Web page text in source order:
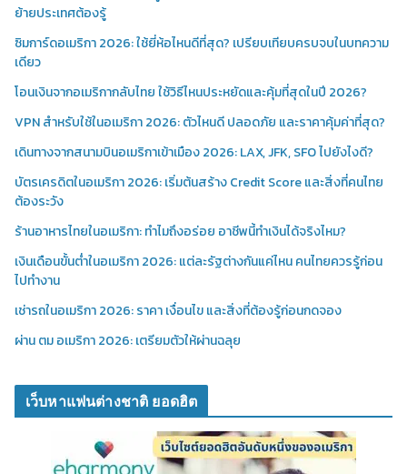
ย้ายประเทศต้องรู้
ซิมการ์ดอเมริกา 2026: ใช้ยี่ห้อไหนดีที่สุด? เปรียบเทียบครบจบในบทความ
เดียว
โอนเงินจากอเมริกากลับไทย ใช้วิธีไหนประหยัดและคุ้มที่สุดในปี 2026?
VPN สำหรับใช้ในอเมริกา 2026: ตัวไหนดี ปลอดภัย และราคาคุ้มค่าที่สุด?
เดินทางจากสนามบินอเมริกาเข้าเมือง 2026: LAX, JFK, SFO ไปยังไงดี?
บัตรเครดิตในอเมริกา 2026: เริ่มต้นสร้าง Credit Score และสิ่งที่คนไทย
ต้องระวัง
ร้านอาหารไทยในอเมริกา: ทำไมถึงอร่อย อาชีพนี้ทำเงินได้จริงไหม?
เงินเดือนขั้นต่ำในอเมริกา 2026: แต่ละรัฐต่างกันแค่ไหน คนไทยควรรู้ก่อน
ไปทำงาน
เช่ารถในอเมริกา 2026: ราคา เงื่อนไข และสิ่งที่ต้องรู้ก่อนกดจอง
ผ่าน ตม อเมริกา 2026: เตรียมตัวให้ผ่านฉลุย
เว็บหาแฟนต่างชาติ ยอดฮิต